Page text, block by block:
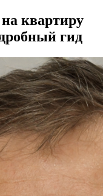
квартиру
гид